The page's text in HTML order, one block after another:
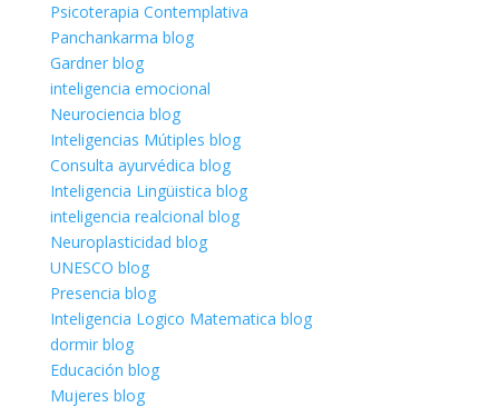
Psicoterapia Contemplativa
Panchankarma blog
Gardner blog
inteligencia emocional
Neurociencia blog
Inteligencias Mútiples blog
Consulta ayurvédica blog
Inteligencia Lingüistica blog
inteligencia realcional blog
Neuroplasticidad blog
UNESCO blog
Presencia blog
Inteligencia Logico Matematica blog
dormir blog
Educación blog
Mujeres blog